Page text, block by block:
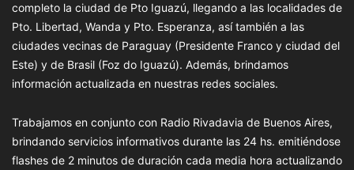
completo la ciudad de Pto Iguazú, llegando a las localidades de
Pto. Libertad, Wanda y Pto. Esperanza, así también a las
ciudades vecinas de Paraguay (Presidente Franco y ciudad del
Este) y de Brasil (Foz do Iguazú). Además, brindamos
información actualizada en nuestras redes sociales.
Trabajamos en conjunto con Radio Rivadavia de Buenos Aires,
brindando servicios informativos durante las 24 hs. emitiéndose
flashes de 2 minutos de duración cada media hora actualizando